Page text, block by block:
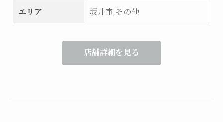
エリア
坂井市,その他
店舗詳細を見る